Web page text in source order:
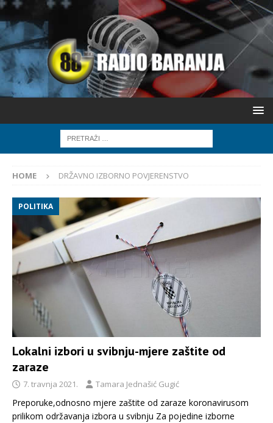
HOME DRŽAVNO IZBORNO POVJERENSTVO
POLITIKA
Lokalni izbori u svibnju-mjere zaštite od
zaraze
7. travnja 2021. Tamara Jednašić Gugić
Preporuke,odnosno mjere zaštite od zaraze koronavirusom
prilikom održavanja izbora u svibnju Za pojedine izborne